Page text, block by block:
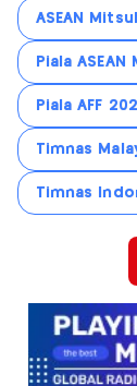
ASEAN
Piala
Piala AFF
Timnas
Timnas